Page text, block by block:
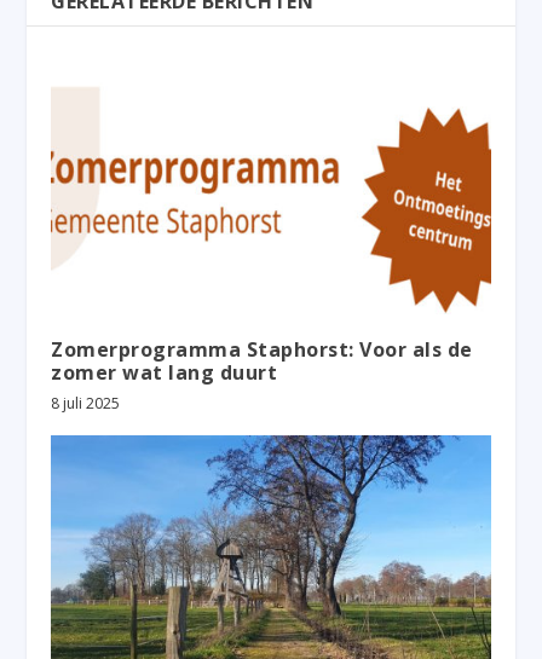
Zomerprogramma Staphorst: Voor als de
zomer wat lang duurt
8 juli 2025